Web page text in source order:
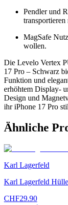
Pendler und
transportieren
MagSafe
wollen.
Die Levelo Vertex
17 Pro – Schwarz
Funktion und
erhöhtem Display-
Design und
ihr iPhone 17 Pro
Ähnliche
Karl Lagerfeld
Karl Lagerfeld
CHF29.90